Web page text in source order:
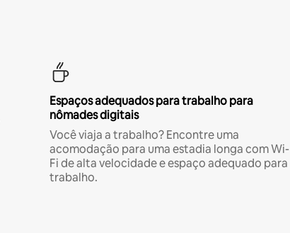
Espaços adequados para trabalho para
nômades digitais
Você viaja a trabalho? Encontre uma
acomodação para uma estadia longa com Wi-
Fi de alta velocidade e espaço adequado para
trabalho.